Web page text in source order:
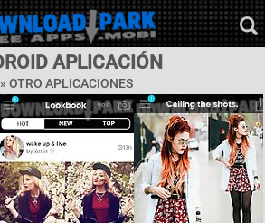
APLICACIÓN
OTRO APLICACIONES